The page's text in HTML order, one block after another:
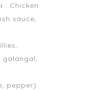
: Chicken
sauce,
galangal,
pepper)